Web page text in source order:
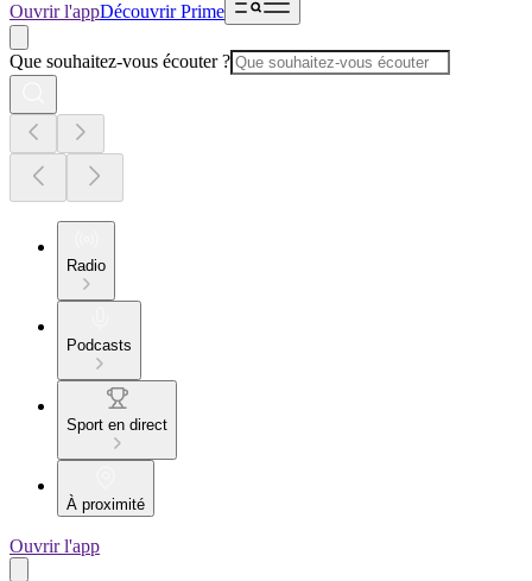
Ouvrir l'appDécouvrir Prime
Que souhaitez-vous écouter ?
Radio
Podcasts
Sport en direct
À proximité
Ouvrir l'app